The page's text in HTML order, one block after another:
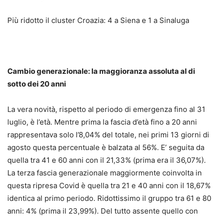
Più ridotto il cluster Croazia: 4 a Siena e 1 a Sinaluga
Cambio generazionale: la maggioranza assoluta al di
sotto dei 20 anni
La vera novità, rispetto al periodo di emergenza fino al 31
luglio, è l’età. Mentre prima la fascia d’età fino a 20 anni
rappresentava solo l’8,04% del totale, nei primi 13 giorni di
agosto questa percentuale è balzata al 56%. E’ seguita da
quella tra 41 e 60 anni con il 21,33% (prima era il 36,07%).
La terza fascia generazionale maggiormente coinvolta in
questa ripresa Covid è quella tra 21 e 40 anni con il 18,67%
identica al primo periodo. Ridottissimo il gruppo tra 61 e 80
anni: 4% (prima il 23,99%). Del tutto assente quello con